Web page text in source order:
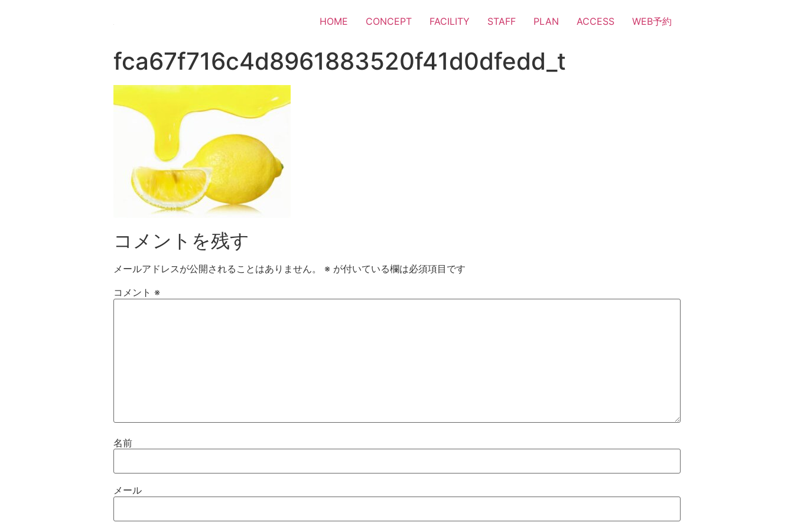
HOME CONCEPT FACILITY STAFF PLAN ACCESS WEB予約
fca67f716c4d8961883520f41d0dfedd_t
コメントを残す
メールアドレスが公開されることはありません。 ※ が付いている欄は必須項目です
コメント ※
名前
メール